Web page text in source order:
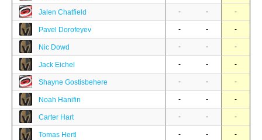
Jalen Chatfield - - -
Pavel Dorofeyev - - -
Nic Dowd - - -
Jack Eichel - - -
Shayne Gostisbehere - - -
Noah Hanifin - - -
Carter Hart - - -
Tomas Hertl - - -